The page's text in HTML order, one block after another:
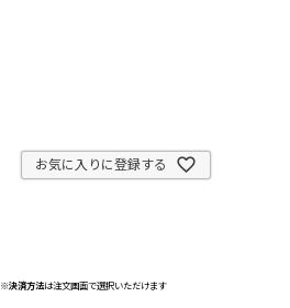
お気に入りに登録する
※決済方法は注文画面で選択いただけます